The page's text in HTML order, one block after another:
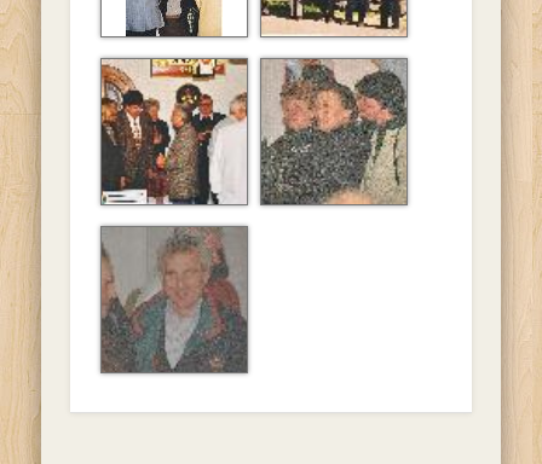
A diósdi baráti
társaság látogatása
Soroksáron.
Zenés fogadtatás
A diósdi baráti
társaság látogatása
Soroksáron.